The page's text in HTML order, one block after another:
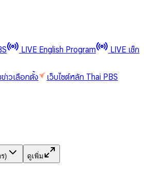
LIVE English Program
LIVE เช็ก
าวเลือกตั้ง
เว็บไซต์หลัก Thai PBS
) ดูเพิ่ม